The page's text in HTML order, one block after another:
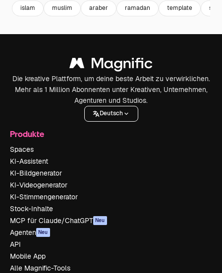
islam muslim araber ramadan template
Die kreative Plattform, um deine beste Arbeit zu verwirklichen.
Mehr als 1 Million Abonnenten unter Kreativen, Unternehmen,
Agenturen und Studios.
Deutsch
Produkte
Spaces
KI-Assistent
KI-Bildgenerator
KI-Videogenerator
KI-Stimmengenerator
Stock-Inhalte
MCP für Claude/ChatGPT Neu
Agenten Neu
API
Mobile App
Alle Magnific-Tools